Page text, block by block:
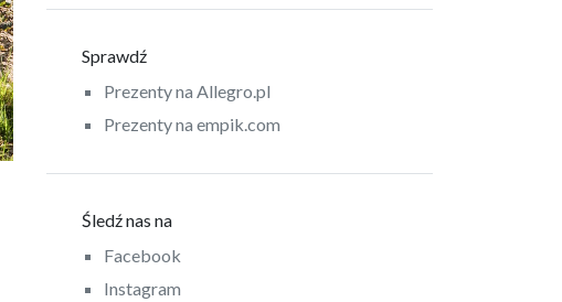
Sprawdź
Prezenty na Allegro.pl
Prezenty na empik.com
Śledź nas na
Facebook
Instagram